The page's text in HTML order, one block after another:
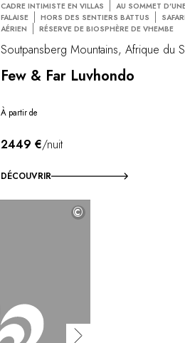
CADRE INTIMISTE EN VILLAS
AU SOMMET
FALAISE
HORS DES SENTIERS BATTUS
AÉRIEN
RÉSERVE DE BIOSPHÈRE DE VHEMBE
Soutpansberg Mountains, Afrique du
Few & Far Luvhondo
À partir de
2449 €/nuit
DÉCOUVRIR
©